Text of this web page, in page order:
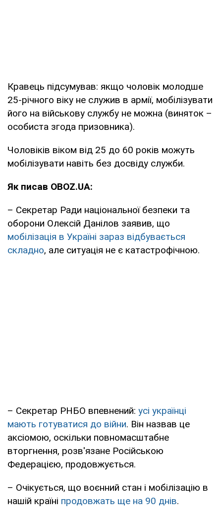
Кравець підсумував: якщо чоловік молодше
25-річного віку не служив в армії, мобілізувати
його на військову службу не можна (виняток –
особиста згода призовника).
Чоловіків віком від 25 до 60 років можуть
мобілізувати навіть без досвіду служби.
Як писав OBOZ.UA:
– Секретар Ради національної безпеки та
оборони Олексій Данілов заявив, що
мобілізація в Україні зараз відбувається
складно, але ситуація не є катастрофічною.
– Секретар РНБО впевнений: усі українці
мають готуватися до війни. Він назвав це
аксіомою, оскільки повномасштабне
вторгнення, розв'язане Російською
Федерацією, продовжується.
– Очікується, що воєнний стан і мобілізацію в
нашій країні продовжать ще на 90 днів.